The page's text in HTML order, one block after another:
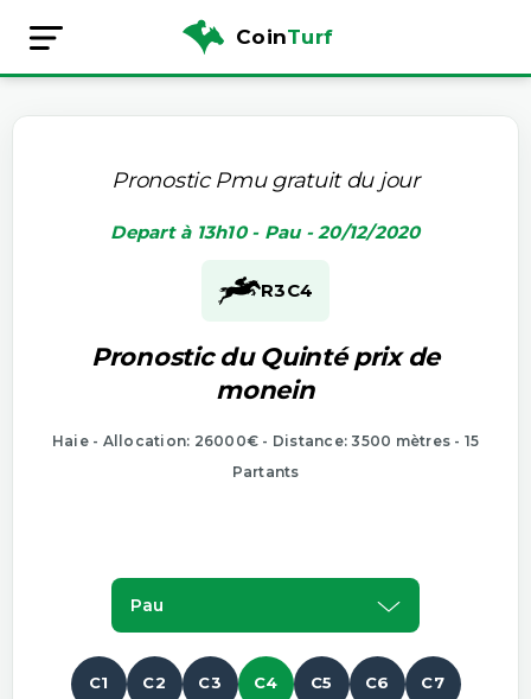
CoinTurf
Pronostic Pmu gratuit du jour
Depart à 13h10 - Pau - 20/12/2020
R3C4
Pronostic du Quinté prix de
monein
Haie - Allocation: 26000€ - Distance: 3500 mètres - 15
Partants
Pau
C1 C2 C3 C4 C5 C6 C7